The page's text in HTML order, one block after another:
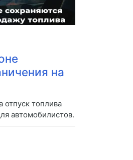
на
топлива
автомобилистов.